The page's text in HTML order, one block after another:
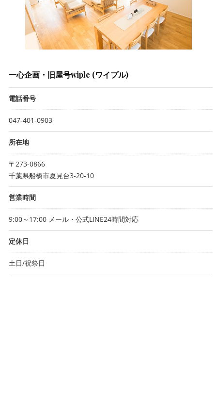
一心企画・旧屋号wiple (ワイプル)
電話番号
047-401-0903
所在地
〒273-0866
千葉県船橋市夏見台3-20-10
営業時間
9:00～17:00 メール・公式LINE24時間対応
定休日
土日/祝祭日